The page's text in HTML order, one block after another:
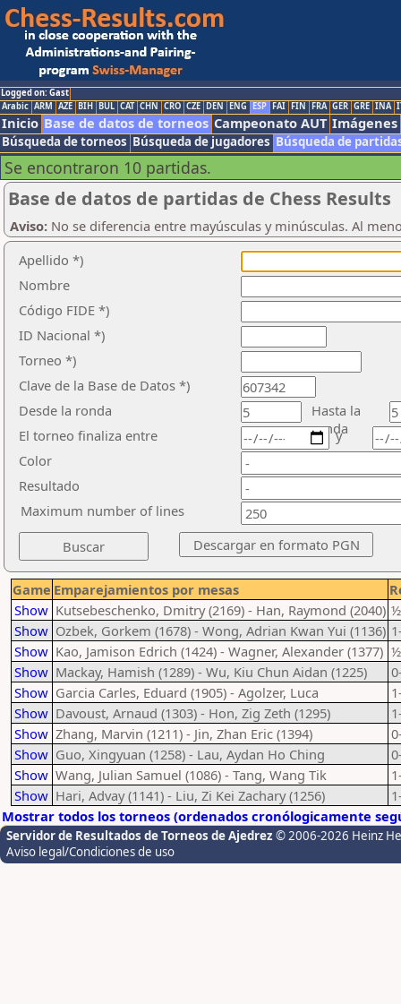
Logged on: Gast
Arabic ARM AZE BIH BUL CAT CHN CRO CZE DEN ENG ESP FAI FIN FRA GER GRE INA
Inicio Base de datos de torneos Campeonato AUT Imágenes
Búsqueda de torneos Búsqueda de jugadores Búsqueda de
Se encontraron 10 partidas.
Base de datos de partidas de Chess Results
Aviso: No se diferencia entre mayúsculas y minúsculas. Al
Apellido *)
Nombre
Código FIDE *)
ID Nacional *)
Torneo *)
Clave de la Base de Datos *)
Desde la ronda
Hasta la
ronda
El torneo finaliza entre
Color
Resultado
y
Maximum number of lines
Game Emparejamientos por mesas
Show Kutsebeschenko, Dmitry (2169) - Han, Raymond (2040)
Show Ozbek, Gorkem (1678) - Wong, Adrian Kwan Yui (1136)
Show Kao, Jamison Edrich (1424) - Wagner, Alexander (1377)
Show Mackay, Hamish (1289) - Wu, Kiu Chun Aidan (1225)
Show Garcia Carles, Eduard (1905) - Agolzer, Luca
Show Davoust, Arnaud (1303) - Hon, Zig Zeth (1295)
Show Zhang, Marvin (1211) - Jin, Zhan Eric (1394)
Show Guo, Xingyuan (1258) - Lau, Aydan Ho Ching
Show Wang, Julian Samuel (1086) - Tang, Wang Tik
Show Hari, Advay (1141) - Liu, Zi Kei Zachary (1256)
Mostrar todos los torneos (ordenados cronólogicamente
Servidor de Resultados de Torneos de Ajedrez © 2006-2026 Heinz
Aviso legal/Condiciones de uso